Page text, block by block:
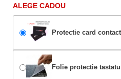
ALEGE CADOU
Protectie card
Folie protectie